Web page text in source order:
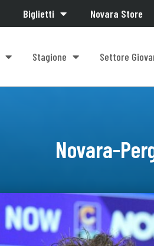
Biglietti Novara Store
Stagione Settore
Novara-